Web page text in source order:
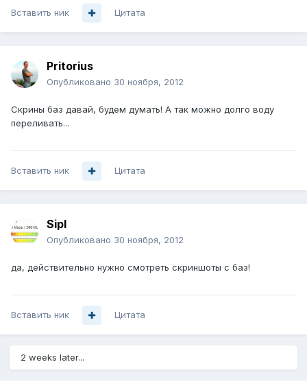
Вставить ник Цитата
Pritorius
Опубликовано 30 ноября, 2012
Скрины баз давай, будем думать! А так можно долго воду
переливать...
Вставить ник Цитата
Sipl
Опубликовано 30 ноября, 2012
да, действительно нужно смотреть скриншоты с баз!
Вставить ник Цитата
2 weeks later...